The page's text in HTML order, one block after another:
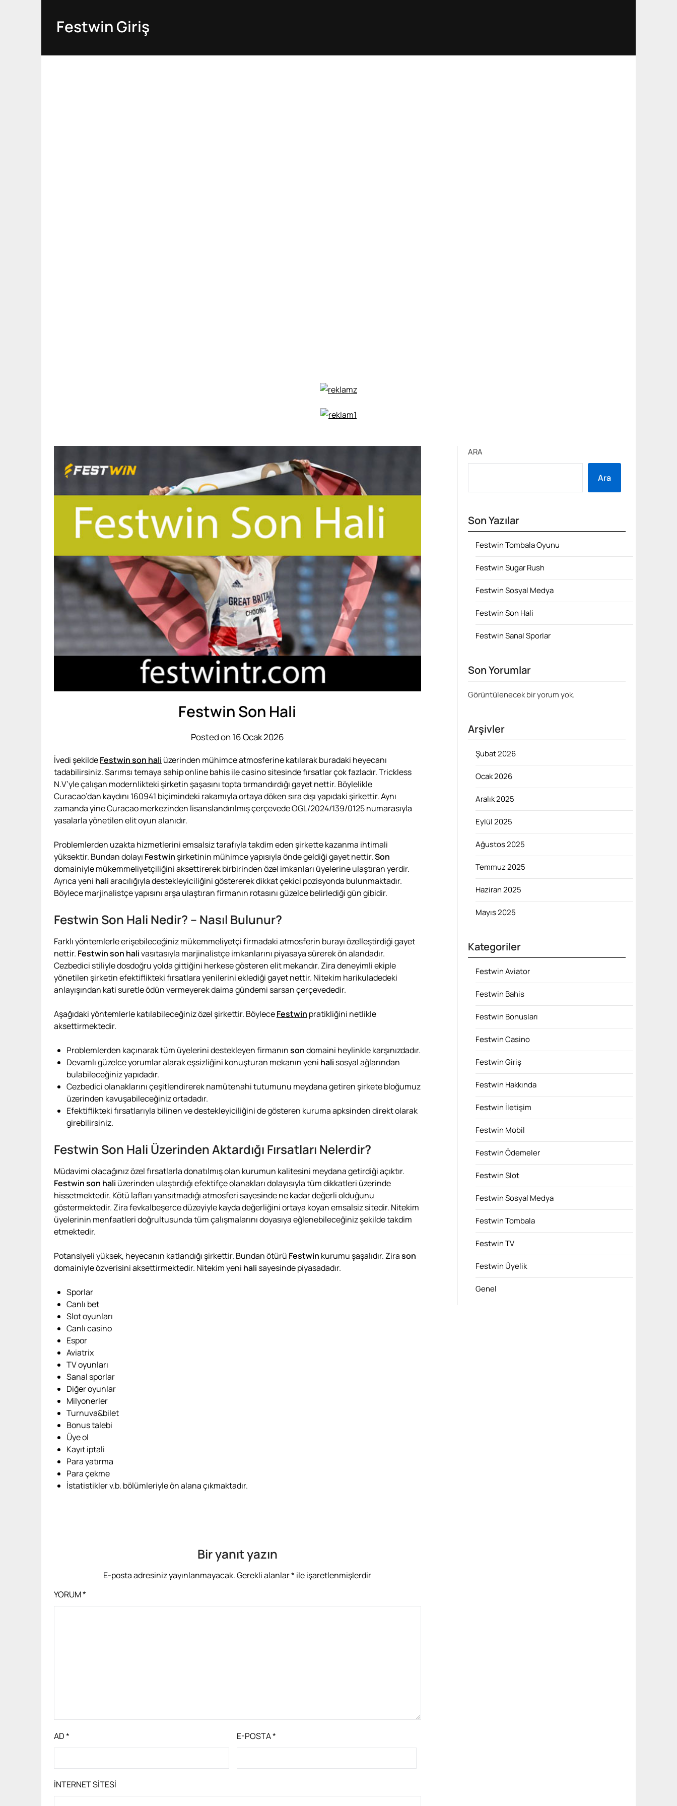
Festwin Giriş
Festwin Son Hali
Posted on 16 Ocak 2026
İvedi şekildeFestwin son hali üzerinden mühimce atmosferine katılarak buradaki heyecanı
tadabilirsiniz. Sarımsı temaya sahip online bahis ile casino sitesinde fırsatlar çok fazladır. Trickless
N.V’yle çalışan modernlikteki şirketin şaşasını topta tırmandırdığı gayet nettir. Böylelikle
Curacao’dan kaydını 160941 biçimindeki rakamıyla ortaya döken sıra dışı yapıdaki şirkettir. Aynı
zamanda yine Curacao merkezinden lisanslandırılmış çerçevede OGL/2024/139/0125 numarasıyla
yasalarla yönetilen elit oyun alanıdır.
Problemlerden uzakta hizmetlerini emsalsiz tarafıyla takdim eden şirkette kazanma ihtimali
yüksektir. Bundan dolayı Festwin şirketinin mühimce yapısıyla önde geldiği gayet nettir.Son
domainiyle mükemmeliyetçiliğini aksettirerek birbirinden özel imkanları üyelerine ulaştıran yerdir.
Ayrıca yeni haliaracılığıyla destekleyiciliğini göstererek dikkat çekici pozisyonda bulunmaktadır.
Böylece marjinalistçe yapısını arşa ulaştıran firmanın rotasını güzelce belirlediği gün gibidir.
Festwin Son Hali Nedir? – Nasıl Bulunur?
Farklı yöntemlerle erişebileceğiniz mükemmeliyetçi firmadaki atmosferin burayı özelleştirdiği gayet
nettir. Festwin son halivasıtasıyla marjinalistçe imkanlarını piyasaya sürerek ön alandadır.
Cezbedici stiliyle dosdoğru yolda gittiğini herkese gösteren elit mekandır. Zira deneyimli ekiple
yönetilen şirketin efektiflikteki fırsatlara yenilerini eklediği gayet nettir. Nitekim harikuladedeki
anlayışından kati suretle ödün vermeyerek daima gündemi sarsan çerçevededir.
Aşağıdaki yöntemlerle katılabileceğiniz özel şirkettir. BöyleceFestwin pratikliğini netlikle
aksettirmektedir.
Problemlerden kaçınarak tüm üyelerini destekleyen firmanınsondomaini heylinkle karşınızdadır.
Devamlı güzelce yorumlar alarak eşsizliğini konuşturan mekanın yeni hali sosyal ağlarından
bulabileceğiniz yapıdadır.
Cezbedici olanaklarını çeşitlendirerek namütenahi tutumunu meydana getiren şirkete bloğumuz
üzerinden kavuşabileceğiniz ortadadır.
Efektiflikteki fırsatlarıyla bilinen ve destekleyiciliğini de gösteren kuruma apksinden direkt olarak
girebilirsiniz.
Festwin Son Hali Üzerinden Aktardığı Fırsatları Nelerdir?
Müdavimi olacağınız özel fırsatlarla donatılmış olan kurumun kalitesini meydana getirdiği açıktır.
Festwin son hali üzerinden ulaştırdığı efektifçe olanakları dolayısıyla tüm dikkatleri üzerinde
hissetmektedir. Kötü lafları yansıtmadığı atmosferi sayesinde ne kadar değerli olduğunu
göstermektedir. Zira fevkalbeşerce düzeyiyle kayda değerliğini ortaya koyan emsalsiz sitedir. Nitekim
üyelerinin menfaatleri doğrultusunda tüm çalışmalarını doyasıya eğlenebileceğiniz şekilde takdim
etmektedir.
Potansiyeli yüksek, heyecanın katlandığı şirkettir. Bundan ötürü Festwin kurumu şaşalıdır. Zirason
domainiyle özverisini aksettirmektedir. Nitekim yeni hali sayesinde piyasadadır.
Sporlar
Canlı bet
Slot oyunları
Canlı casino
Espor
Aviatrix
TV oyunları
Sanal sporlar
Diğer oyunlar
Milyonerler
Turnuva&bilet
Bonus talebi
Üye ol
Kayıt iptali
Para yatırma
Para çekme
İstatistikler v.b. bölümleriyle ön alana çıkmaktadır.
Bir yanıt yazın
E-posta adresiniz yayınlanmayacak.Gerekli alanlar* ile işaretlenmişlerdir
YORUM*
AD* E-POSTA*
İNTERNET SITESI
ARA
Ara
Son Yazılar
Festwin Tombala Oyunu
Festwin Sugar Rush
Festwin Sosyal Medya
Festwin Son Hali
Festwin Sanal Sporlar
Son Yorumlar
Görüntülenecek bir yorum yok.
Arşivler
Şubat 2026
Ocak 2026
Aralık 2025
Eylül 2025
Ağustos 2025
Temmuz 2025
Haziran 2025
Mayıs 2025
Kategoriler
Festwin Aviator
Festwin Bahis
Festwin Bonusları
Festwin Casino
Festwin Giriş
Festwin Hakkında
Festwin İletişim
Festwin Mobil
Festwin Ödemeler
Festwin Slot
Festwin Sosyal Medya
Festwin Tombala
Festwin TV
Festwin Üyelik
Genel